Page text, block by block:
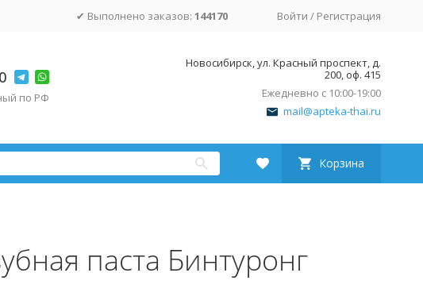
✔ Выполнено заказов: 144170 Войти / Регистрация
по РФ
Новосибирск, ул. Красный проспект, д.
200, оф. 415
Ежедневно с 10:00-19:00
mail@apteka-thai.ru
Корзина
паста Бинтуронг